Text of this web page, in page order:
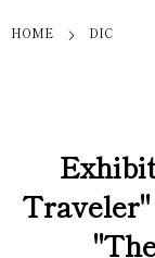
HOME DIC